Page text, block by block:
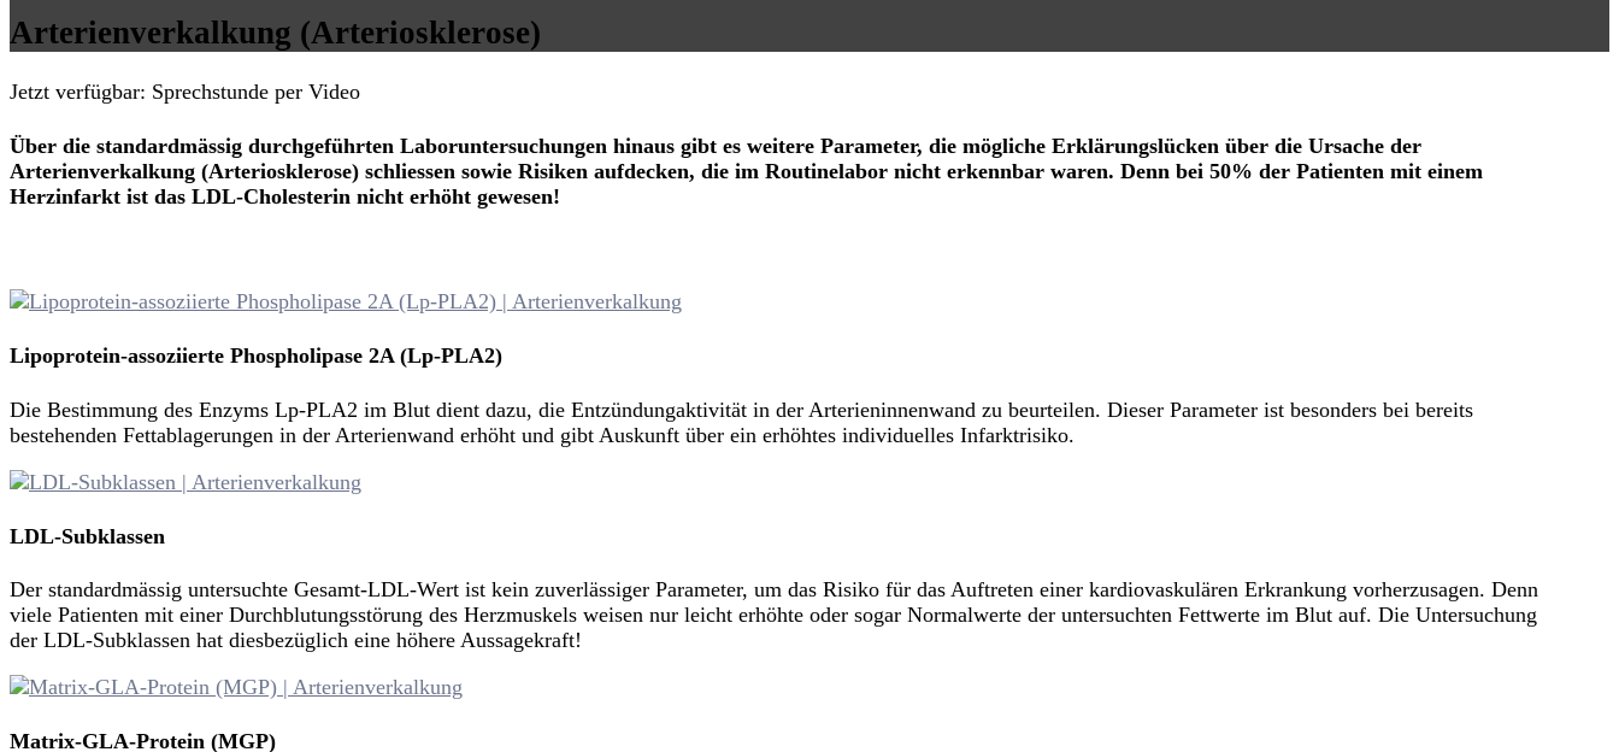
Arterienverkalkung (Arteriosklerose)
Jetzt verfügbar: Sprechstunde per Video
Über die standardmässig durchgeführten Laboruntersuchungen hinaus gibt es weitere Parameter, die mögliche Erklärungslücken über die Ursache der
Arterienverkalkung (Arteriosklerose) schliessen sowie Risiken aufdecken, die im Routinelabor nicht erkennbar waren. Denn bei 50% der Patienten mit einem
Herzinfarkt ist das LDL-Cholesterin nicht erhöht gewesen!
Lipoprotein-assoziierte Phospholipase 2A (Lp-PLA2)
Die Bestimmung des Enzyms Lp-PLA2 im Blut dient dazu, die Entzündungaktivität in der Arterieninnenwand zu beurteilen. Dieser Parameter ist besonders bei bereits
bestehenden Fettablagerungen in der Arterienwand erhöht und gibt Auskunft über ein erhöhtes individuelles Infarktrisiko.
LDL-Subklassen
Der standardmässig untersuchte Gesamt-LDL-Wert ist kein zuverlässiger Parameter, um das Risiko für das Auftreten einer kardiovaskulären Erkrankung vorherzusagen. Denn
viele Patienten mit einer Durchblutungsstörung des Herzmuskels weisen nur leicht erhöhte oder sogar Normalwerte der untersuchten Fettwerte im Blut auf. Die Untersuchung
der LDL-Subklassen hat diesbezüglich eine höhere Aussagekraft!
Matrix-GLA-Protein (MGP)